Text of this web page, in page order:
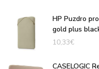
HP Puzdro
gold plus
10,33€
CASELOGIC